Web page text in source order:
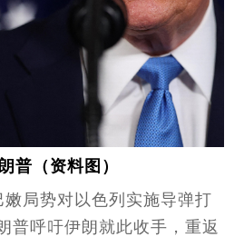
普（资料图）
局势对以色列实施导弹打
普呼吁伊朗就此收手，重返